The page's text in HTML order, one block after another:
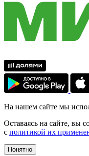
На нашем сайте мы
Оставаясь на сайте, вы
с политикой их
Понятно